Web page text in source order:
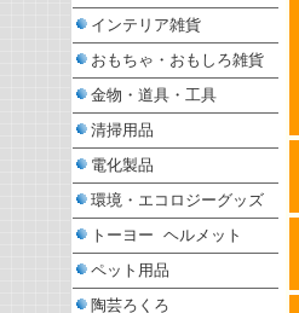
インテリア雑貨
おもちゃ・おもしろ雑貨
金物・道具・工具
清掃用品
電化製品
環境・エコロジーグッズ
トーヨー ヘルメット
ペット用品
陶芸ろくろ